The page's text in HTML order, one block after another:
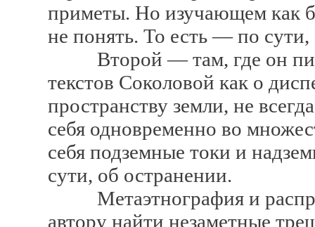
приметы. Но изучающем как
не понять. То есть — по сути,
Второй — там, где он
текстов Соколовой как о
пространству земли, не
себя одновременно во
себя подземные токи и
сути, об остранении.
Метаэтнография и
автору найти незаметные